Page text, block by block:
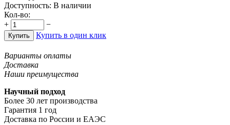
Доступность: В наличии
Кол-во:
+
−
Купить Купить в один клик
Варианты оплаты
Доставка
Наши преимущества
Научный подход
Более 30 лет производства
Гарантия 1 год
Доставка по России и ЕАЭС